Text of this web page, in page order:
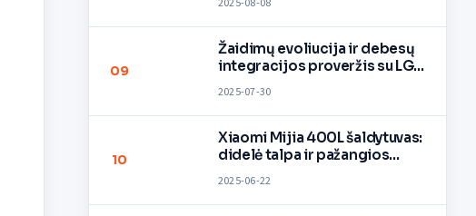
Lietuvoje
09
Žaidimų evoliucija ir debesų
integracijos proveržis su LG
2025-07-30
10
Xiaomi Mijia 400L šaldytuvas:
didelė talpa ir pažangios
dizaine
2025-06-22